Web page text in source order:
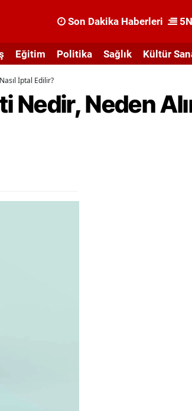
Son Dakika Haberleri
Eğitim Politika Sağlık Kültür
İptal Edilir?
Nedir, Neden